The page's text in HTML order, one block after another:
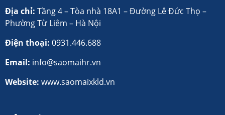
Địa chỉ: Tầng 4 – Tòa nhà 18A1 – Đường Lê Đức Thọ –
Phường Từ Liêm – Hà Nội
Điện thoại: 0931.446.688
Email: info@saomaihr.vn
Website: www.saomaixkld.vn